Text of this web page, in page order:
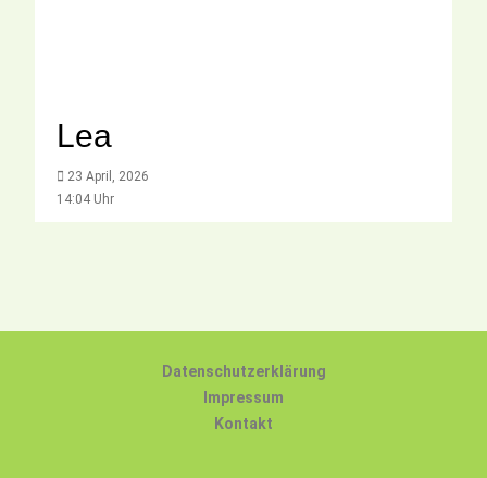
Lea
23 April, 2026
14:04 Uhr
Datenschutzerklärung
Impressum
Kontakt